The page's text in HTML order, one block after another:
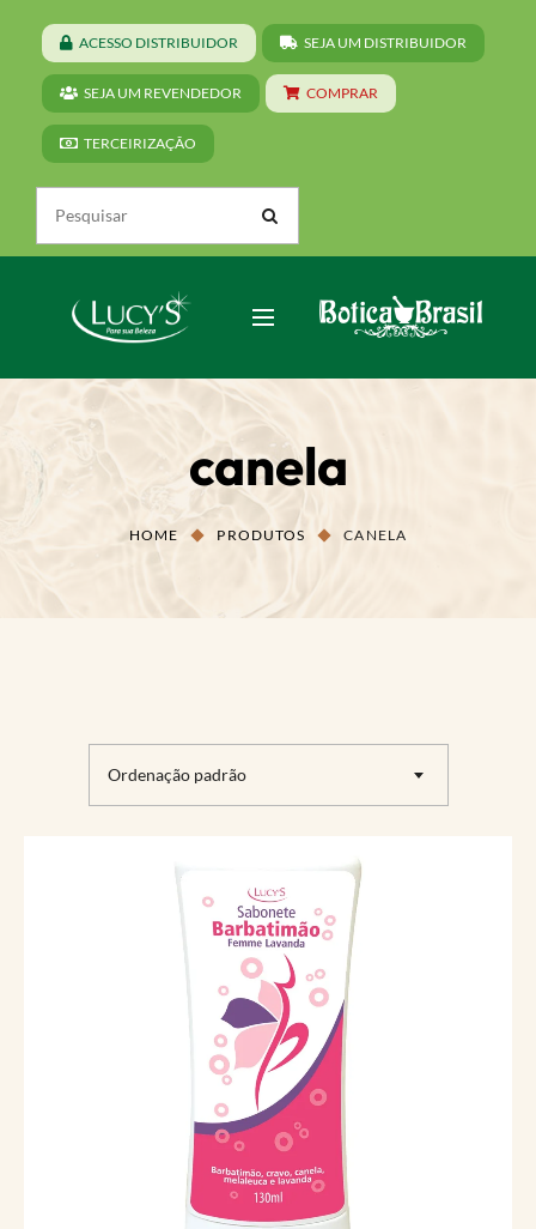
ACESSO DISTRIBUIDOR SEJA UM DISTRIBUIDOR
SEJA UM REVENDEDOR COMPRAR
TERCEIRIZAÇÃO
canela
HOME PRODUTOS CANELA
Ordenação padrão